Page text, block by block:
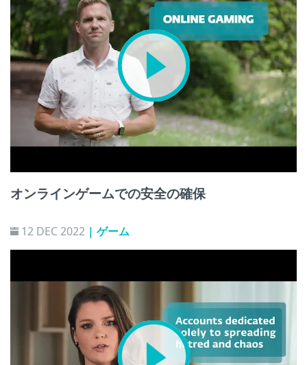
オンラインゲームでの安全の確保
12 DEC 2022 | ゲーム